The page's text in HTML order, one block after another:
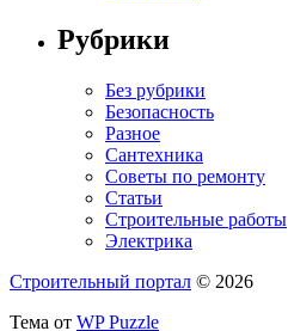
Рубрики
Без рубрики
Безопасность
Разное
Сантехника
Советы по ремонту
Статьи
Строительные работы
Электрика
Строительный портал © 2026
Тема от WP Puzzle